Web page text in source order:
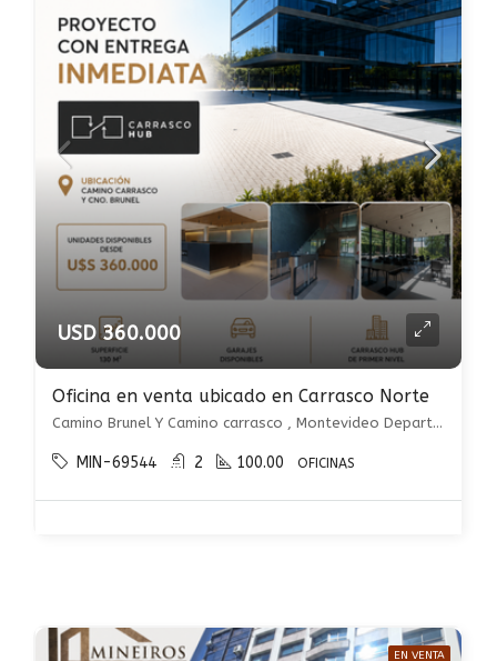
USD 360.000
Oficina en venta ubicado en Carrasco Norte
Camino Brunel Y Camino carrasco , Montevideo Departamento de Montevideo, Uruguay, Carrasco Norte, Montevideo
MIN-69544 2 100.00 OFICINAS
EN VENTA